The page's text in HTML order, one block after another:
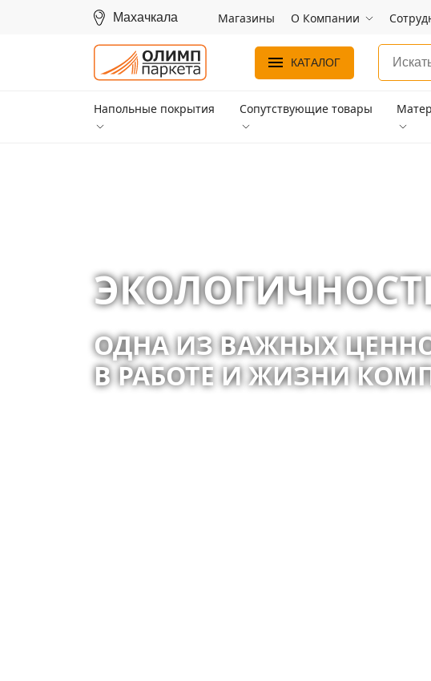
Махачкала Магазины О Компании
КАТАЛОГ
Напольные покрытия Сопутствующие товары
ОДНА ИЗ ВАЖНЫХ
В РАБОТЕ И ЖИЗНИ